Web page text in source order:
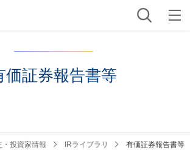
価証券報告書等
・投資家情報 IRライブラリ 有価証券報告書等